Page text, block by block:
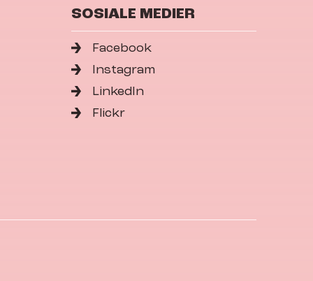
SOSIALE MEDIER
Facebook
Instagram
LinkedIn
Flickr